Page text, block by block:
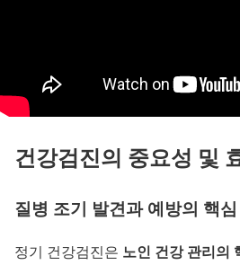
건강검진의 중요성 및
질병 조기 발견과 예방의 핵심
정기 건강검진은 노인 건강 관리의